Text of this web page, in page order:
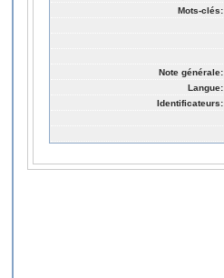
Mots-clés:
Note générale:
Langue:
Identificateurs: